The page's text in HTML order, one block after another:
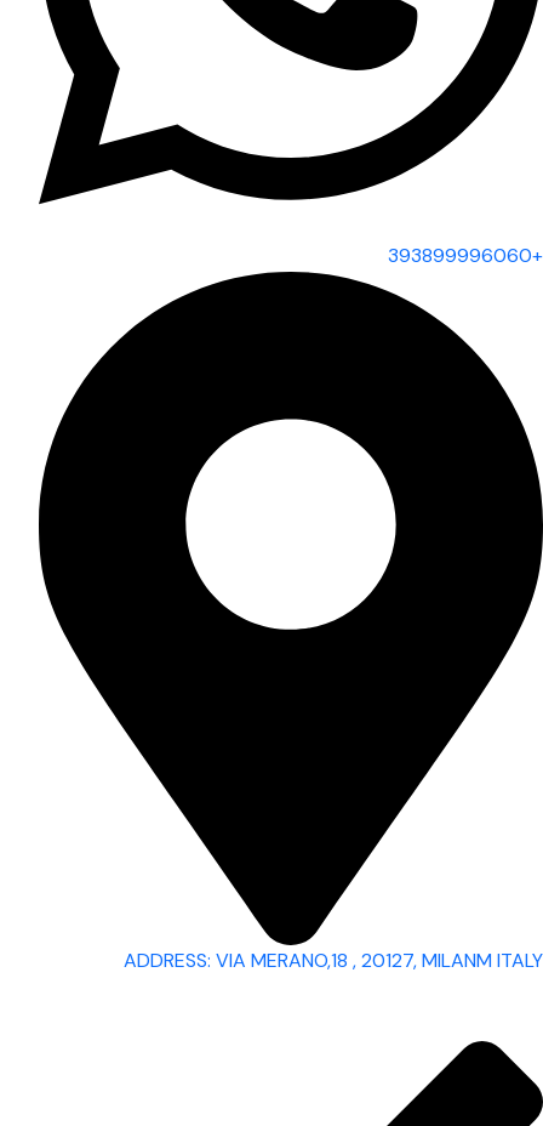
+393899996060
ADDRESS: VIA MERANO,18 , 20127, MILANM ITALY